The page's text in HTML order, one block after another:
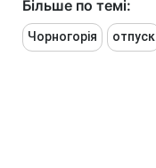
Більше по темі:
Чорногорія отпуск